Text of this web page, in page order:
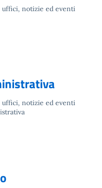
uffici, notizie ed eventi
uffici, notizie ed eventi